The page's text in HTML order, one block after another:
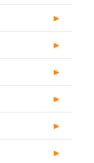
►
►
►
►
►
►